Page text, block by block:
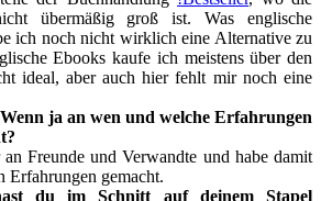
übermäßig groß ist. Was englische
ich noch nicht wirklich eine Alternative zu
Ebooks kaufe ich meistens über den
ideal, aber auch hier fehlt mir noch eine
ja an wen und welche Erfahrungen
Freunde und Verwandte und habe damit
Erfahrungen gemacht.
du im Schnitt auf deinem Stapel